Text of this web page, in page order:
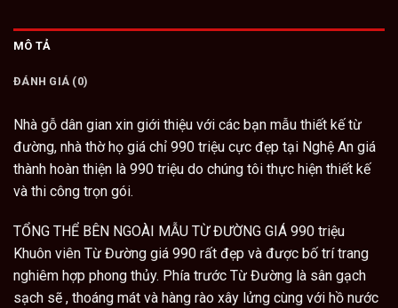
MÔ TẢ
ĐÁNH GIÁ (0)
Nhà gỗ dân gian xin giới thiệu với các bạn mẫu thiết kế từ
đường, nhà thờ họ giá chỉ 990 triệu cực đẹp tại Nghệ An giá
thành hoàn thiện là 990 triệu do chúng tôi thực hiện thiết kế
và thi công trọn gói.
TỔNG THỂ BÊN NGOÀI MẪU TỪ ĐƯỜNG GIÁ 990 triệu
Khuôn viên Từ Đường giá 990 rất đẹp và được bố trí trang
nghiêm hợp phong thủy. Phía trước Từ Đường là sân gạch
sạch sẽ , thoáng mát và hàng rào xây lửng cùng với hồ nước